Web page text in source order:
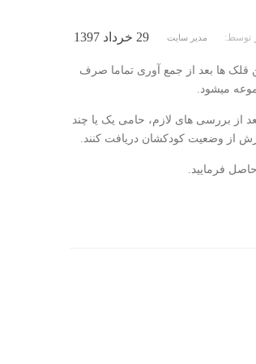
29 خرداد 1397 توسط: مدیر سایت
قلک ها بعد از جمع آوری تماما صرف
میشود.
از بررسی های لازم، حامی یک یا چند
از وضعیت کودکشان دریافت کنند.
فرمایید.